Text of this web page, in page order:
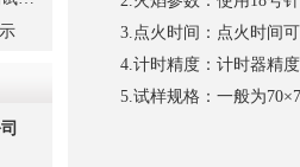
3.点火时间：点火时间
4.计时精度：计时器精
5.试样规格：一般为